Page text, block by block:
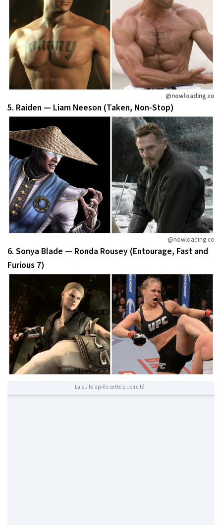
@nowloading.co
5. Raiden — Liam Neeson (Taken, Non-Stop)
@nowloading.co
6. Sonya Blade — Ronda Rousey (Entourage, Fast and
Furious 7)
La suite après cette publicité